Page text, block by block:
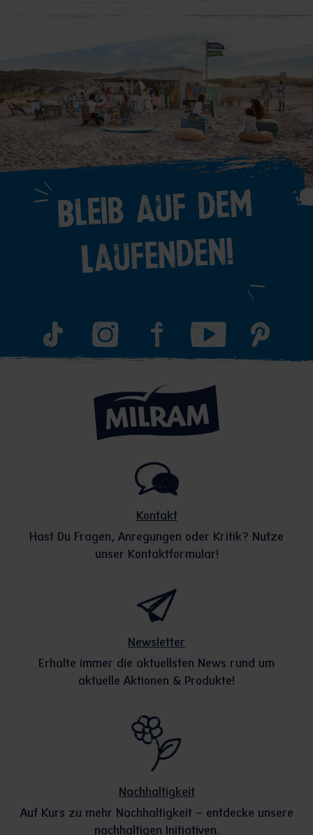
Bleib auf dem
Laufenden!
Kontakt
Hast Du Fragen, Anregungen oder Kritik? Nutze
unser Kontaktformular!
Newsletter
Erhalte immer die aktuellsten News rund um
aktuelle Aktionen & Produkte!
Nachhaltigkeit
Auf Kurs zu mehr Nachhaltigkeit – entdecke unsere
nachhaltigen Initiativen.